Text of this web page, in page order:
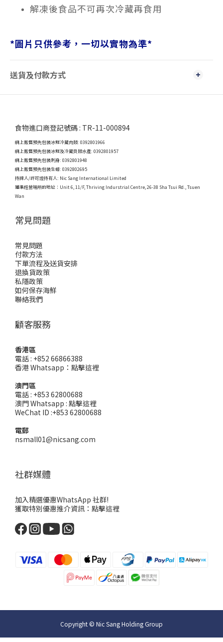
解凍後食品不可再次冷藏再食用
*圖片只供參考，一切以實物為準*
送貨及付款方式
食物進口商登記號碼 : TR-11-000894
網上販售預先包裝冰鮮冷藏肉類: 0392801966
網上販售預先包裝冰鮮及冷藏貝類水產: 0392801957
網上販售預先包裝刺身: 0392801948
網上販售預先包裝生蠔: 0392802695
持牌人/許可證持有人: Nic Sang International Limited
獲準經營場所的地址： Unit 6, 11/F, Thriving Indurstrial Centre, 26-38 Sha Tsui Rd., Tsuen
Wan
常見問題
常見問題
付款方法
下單流程及送貨安排
退換貨政策
私隱政策
如何保存海鮮
聯絡我們
顧客服務
香港區
電話 : +852 66866388
香港 Whatsapp： 點擊這裡
澳門區
電話 : +853 62800688
澳門 Whatsapp : 點擊這裡
WeChat ID :+853 62800688
電郵
nsmall01@nicsang.com
社群媒體
加入精選優惠WhatsApp 社群!
獲取特別優惠推介資訊： 點擊這裡
Copyright © Nic Sang Holding Group